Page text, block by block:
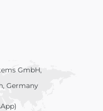
GmbH,
Germany